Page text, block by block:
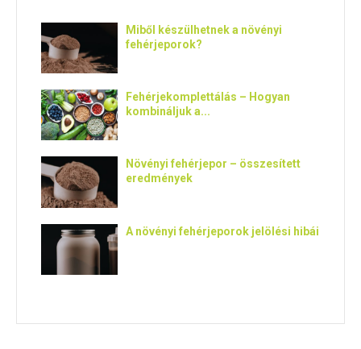
Miből készülhetnek a növényi
fehérjeporok?
Fehérjekomplettálás – Hogyan
kombináljuk a...
Növényi fehérjepor – összesített
eredmények
A növényi fehérjeporok jelölési hibái